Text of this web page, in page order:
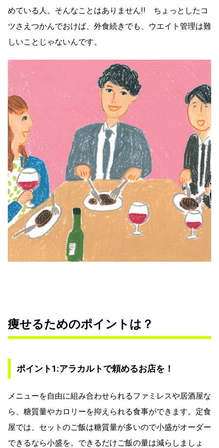
めている人。そんなことはありません!! ちょっとしたコ
ツさえつかんでおけば、外食続きでも、ウエイト管理は難
しいことじゃないんです。
痩せるためのポイントは？
ポイント1:アラカルトで頼めるお店を！
メニューを自由に組み合わせられるファミレスや居酒屋な
ら、糖質量やカロリーを抑えられる食事ができます。定食
屋では、セットのご飯は糖質量が多いので小盛がオーダー
できるなら小盛を。できるだけご飯の量は減らしましょ